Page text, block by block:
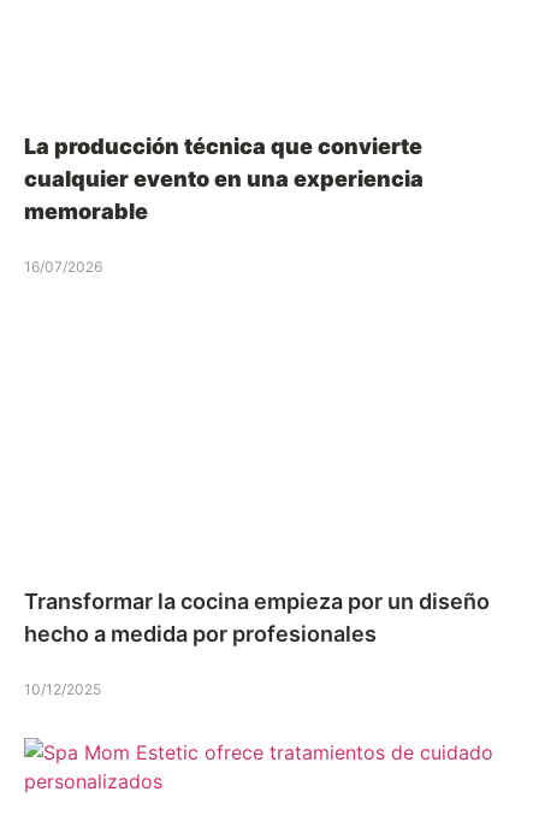
La producción técnica que convierte
cualquier evento en una experiencia
memorable
16/07/2026
Transformar la cocina empieza por un diseño
hecho a medida por profesionales
10/12/2025